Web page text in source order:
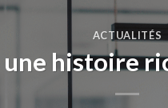
ACTUALITÉS
une histoire